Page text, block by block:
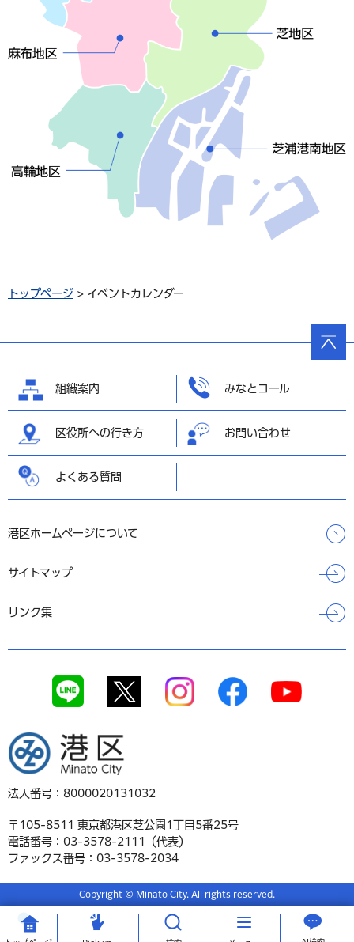
トップページ > イベントカレンダー
組織案内 みなとコール
区役所への行き方 お問い合わせ
よくある質問
港区ホームページについて
サイトマップ
リンク集
港区
法人番号：8000020131032
〒105-8511 東京都港区芝公園1丁目5番25号
電話番号：03-3578-2111（代表）
ファックス番号：03-3578-2034
ページ
の先頭
Copyright © Minato City. All rights reserved.